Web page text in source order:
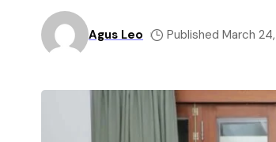
Agus Leo Published March